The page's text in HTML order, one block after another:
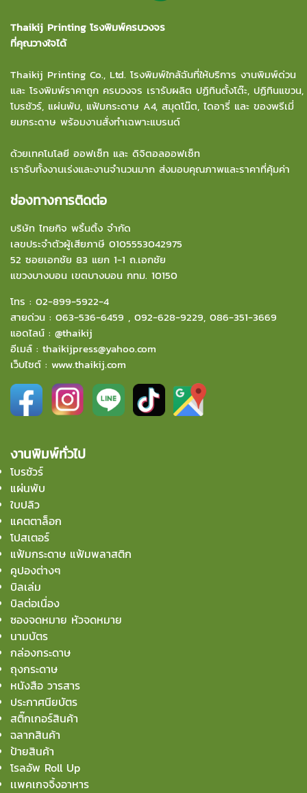
Thaikij Printing โรงพิมพ์ครบวงจร
ที่คุณวางใจได้
Thaikij Printing Co., Ltd. โรงพิมพ์ใกล้ฉันที่ให้บริการ งานพิมพ์ด่วน
และ โรงพิมพ์ราคาถูก ครบวงจร เรารับผลิต ปฏิทินตั้งโต๊ะ, ปฏิทินแขวน,
โบรชัวร์, แผ่นพับ, แฟ้มกระดาษ A4, สมุดโน๊ต, ไดอารี่ และ ของพรีเมี่
ยมกระดาษ พร้อมงานสั่งทำเฉพาะแบรนด์
ด้วยเทคโนโลยี ออฟเซ็ท และ ดิจิตอลออฟเซ็ท
เรารับทั้งงานเร่งและงานจำนวนมาก ส่งมอบคุณภาพและราคาที่คุ้มค่า
ช่องทางการติดต่อ
บริษัท ไทยกิจ พริ้นติ้ง จำกัด
เลขประจำตัวผู้เสียภาษี 0105553042975
52 ซอยเอกชัย 83 แยก 1-1 ถ.เอกชัย
แขวงบางบอน เขตบางบอน กทม. 10150
โทร : 02-899-5922-4
สายด่วน : 063-536-6459 , 092-628-9229, 086-351-3669
แอดไลน์ : @thaikij
อีเมล์ : thaikijpress@yahoo.com
เว็บไซต์ : www.thaikij.com
งานพิมพ์ทั่วไป
โบรชัวร์
แผ่นพับ
ใบปลิว
แคตตาล็อก
โปสเตอร์
แฟ้มกระดาษ แฟ้มพลาสติก
คูปองต่างๆ
บิลเล่ม
บิลต่อเนื่อง
ซองจดหมาย หัวจดหมาย
นามบัตร
กล่องกระดาษ
ถุงกระดาษ
หนังสือ วารสาร
ประกาศนียบัตร
สติ๊กเกอร์สินค้า
ฉลากสินค้า
ป้ายสินค้า
โรลอัพ Roll Up
เเพคเกจจิ้งอาหาร